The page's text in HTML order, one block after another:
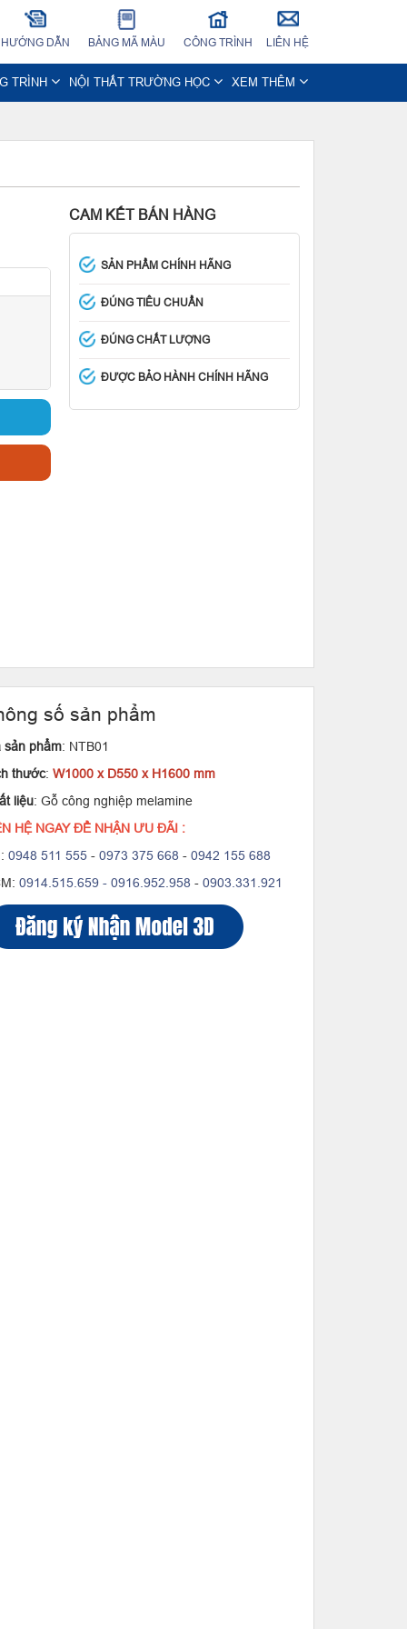
HƯỚNG DẪN BẢNG MÃ MÀU CÔNG TRÌNH LIÊN HỆ
TRÌNH NỘI THẤT TRƯỜNG HỌC XEM THÊM
CAM KẾT BÁN HÀNG
SẢN PHẨM CHÍNH HÃNG
ĐÚNG TIÊU CHUẨN
ĐÚNG CHẤT LƯỢNG
ĐƯỢC BẢO HÀNH CHÍNH HÃNG
số sản phẩm
sản phẩm: NTB01
thước: W1000 x D550 x H1600 mm
liệu: Gỗ công nghiệp melamine
HỆ NGAY ĐỂ NHẬN ƯU ĐÃI :
0948 511 555- 0973 375 668 - 0942 155 688
0914.515.659 - 0916.952.958 - 0903.331.921